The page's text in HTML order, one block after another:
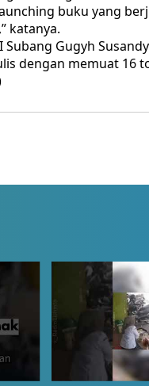
buku yang
katanya.
Subang Gugyh
dengan memuat